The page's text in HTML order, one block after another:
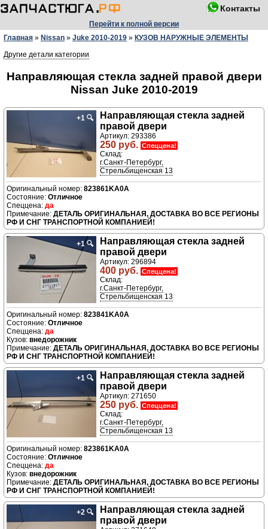
Контакты
Перейти к полной версии
Главная » Nissan » Juke 2010-2019 » КУЗОВ НАРУЖНЫЕ ЭЛЕМЕНТЫ
Другие детали категории
Направляющая стекла задней правой двери
Nissan Juke 2010-2019
+1 🔍
Направляющая стекла задней
правой двери
Артикул: 293386
250 руб. Спеццена!
Склад:
г.Санкт-Петербург,
Стрельбищенская 13
823861KA0A
Отличное
да
ДЕТАЛЬ ОРИГИНАЛЬНАЯ, ДОСТАВКА ВО ВСЕ РЕГИОНЫ
РФ И СНГ ТРАНСПОРТНОЙ КОМПАНИЕЙ!
+1🔍
Направляющая стекла задней
правой двери
Артикул: 296894
400 руб. Спеццена!
Склад:
г.Санкт-Петербург,
Стрельбищенская 13
823841KA0A
Отличное
да
внедорожник
ДЕТАЛЬ ОРИГИНАЛЬНАЯ, ДОСТАВКА ВО ВСЕ РЕГИОНЫ
РФ И СНГ ТРАНСПОРТНОЙ КОМПАНИЕЙ!
+1 🔍
Направляющая стекла задней
правой двери
Артикул: 271650
250 руб. Спеццена!
Склад:
г.Санкт-Петербург,
Стрельбищенская 13
823861KA0A
Отличное
да
внедорожник
ДЕТАЛЬ ОРИГИНАЛЬНАЯ, ДОСТАВКА ВО ВСЕ РЕГИОНЫ
РФ И СНГ ТРАНСПОРТНОЙ КОМПАНИЕЙ!
+2 🔍
Направляющая стекла задней
правой двери